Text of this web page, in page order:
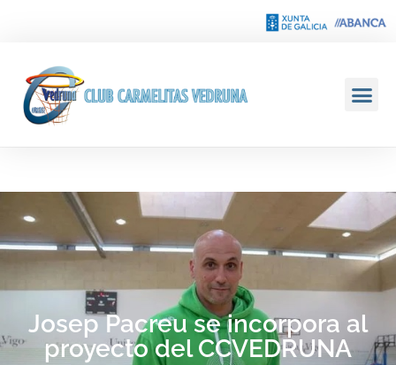
Josep Pacreu se incorpora al
proyecto del CCVEDRUNA